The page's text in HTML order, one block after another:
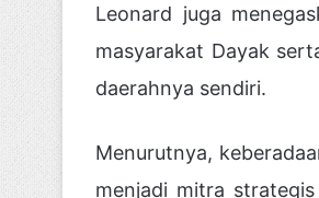
Leonard juga
masyarakat Dayak
daerahnya sendiri.
Menurutnya,
menjadi mitra